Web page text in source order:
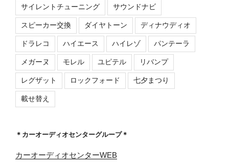
サイレントチューニング サウンドナビ
スピーカー交換 ダイヤトーン ディナウディオ
ドラレコ ハイエース ハイレゾ パンテーラ
メガーヌ モレル ユピテル リバンプ
レグザット ロックフォード 七夕まつり
載せ替え
＊カーオーディオセンターグループ＊
カーオーディオセンターWEB